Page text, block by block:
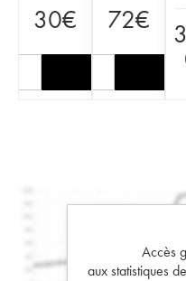
30€ 72€
(
Accès
aux statistiques